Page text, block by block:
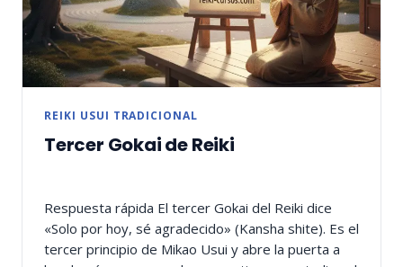
REIKI USUI TRADICIONAL
Tercer Gokai de Reiki
Respuesta rápida El tercer Gokai del Reiki dice
«Solo por hoy, sé agradecido» (Kansha shite). Es el
tercer principio de Mikao Usui y abre la puerta a